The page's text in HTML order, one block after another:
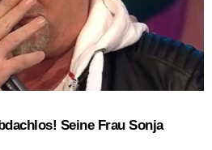
Seine Frau Sonja